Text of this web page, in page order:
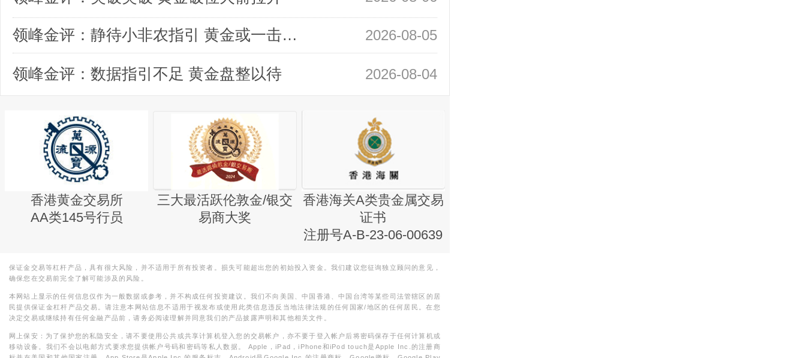
领峰金评：静待小非农指引 黄金或一击破局 2026-08-05
领峰金评：数据指引不足 黄金盘整以待 2026-08-04
香港黄金交易所
AA类145号行员
三大最活跃伦敦金/银交
易商大奖
香港海关A类贵金属交易
证书
注册号A-B-23-06-00639
保证金交易等杠杆产品，具有很大风险，并不适用于所有投资者。损失可能超出您的初始投入资金。我们建议您征询独立顾问的意见，
确保您在交易前完全了解可能涉及的风险。
本网站上显示的任何信息仅作为一般数据或参考，并不构成任何投资建议。我们不向美国、中国香港、中国台湾等某些司法管辖区的居
民提供保证金杠杆产品交易。请注意本网站信息不适用于视发布或使用此类信息违反当地法律法规的任何国家/地区的任何居民。在您
决定交易或继续持有任何金融产品前，请务必阅读理解并同意我们的产品披露声明和其他相关文件。
网上保安：为了保护您的私隐安全，请不要使用公共或共享计算机登入您的交易帐户，亦不要于登入帐户后将密码保存于任何计算机或
移动设备。我们不会以电邮方式要求您提供帐户号码和密码等私人数据。 Apple，iPad，iPhone和iPod touch是Apple Inc.的注册商